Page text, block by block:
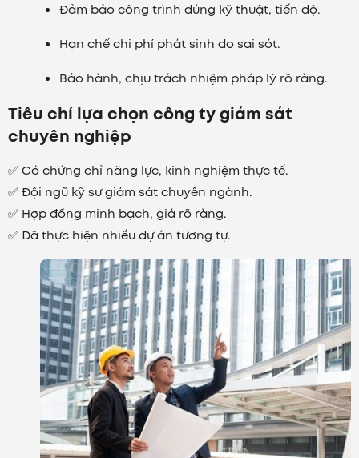
Đảm bảo công trình đúng kỹ thuật, tiến độ.
Hạn chế chi phí phát sinh do sai sót.
Bảo hành, chịu trách nhiệm pháp lý rõ ràng.
Tiêu chí lựa chọn công ty giám sát
chuyên nghiệp
✅ Có chứng chỉ năng lực, kinh nghiệm thực tế.
✅ Đội ngũ kỹ sư giám sát chuyên ngành.
✅ Hợp đồng minh bạch, giá rõ ràng.
✅ Đã thực hiện nhiều dự án tương tự.